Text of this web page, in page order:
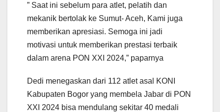
” Saat ini sebelum para atlet, pelatih dan
mekanik bertolak ke Sumut- Aceh, Kami juga
memberikan apresiasi. Semoga ini jadi
motivasi untuk memberikan prestasi terbaik
dalam arena PON XXI 2024,” paparnya
Dedi menegaskan dari 112 atlet asal KONI
Kabupaten Bogor yang membela Jabar di PON
XXI 2024 bisa mendulang sekitar 40 medali